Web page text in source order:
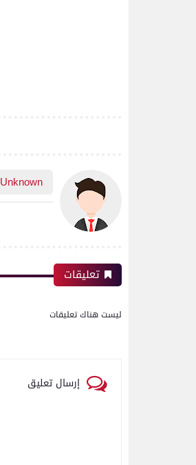
Unknown
تعليقات
ليست هناك تعليقات
إرسال تعليق